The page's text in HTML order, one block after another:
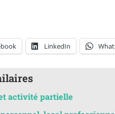
LinkedIn
activité partielle